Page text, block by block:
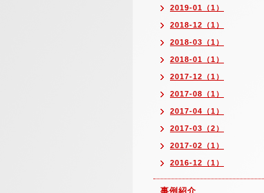
2019-01（1）
2018-12（1）
2018-03（1）
2018-01（1）
2017-12（1）
2017-08（1）
2017-04（1）
2017-03（2）
2017-02（1）
2016-12（1）
事例紹介